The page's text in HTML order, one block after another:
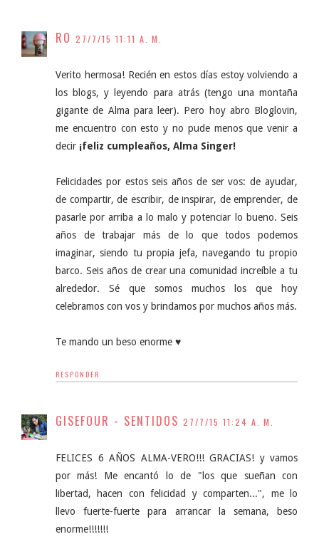
RO 27/7/15 11:11 A. M.
Verito hermosa! Recién en estos días estoy volviendo a
los blogs, y leyendo para atrás (tengo una montaña
gigante de Alma para leer). Pero hoy abro Bloglovin,
me encuentro con esto y no pude menos que venir a
decir ¡feliz cumpleaños, Alma Singer!
Felicidades por estos seis años de ser vos: de ayudar,
de compartir, de escribir, de inspirar, de emprender, de
pasarle por arriba a lo malo y potenciar lo bueno. Seis
años de trabajar más de lo que todos podemos
imaginar, siendo tu propia jefa, navegando tu propio
barco. Seis años de crear una comunidad increíble a tu
alrededor. Sé que somos muchos los que hoy
celebramos con vos y brindamos por muchos años más.
Te mando un beso enorme ♥
RESPONDER
GISEFOUR - SENTIDOS 27/7/15 11:24 A. M.
FELICES 6 AÑOS ALMA-VERO!!! GRACIAS! y vamos
por más! Me encantó lo de "los que sueñan con
libertad, hacen con felicidad y comparten...", me lo
llevo fuerte-fuerte para arrancar la semana, beso
enorme!!!!!!!